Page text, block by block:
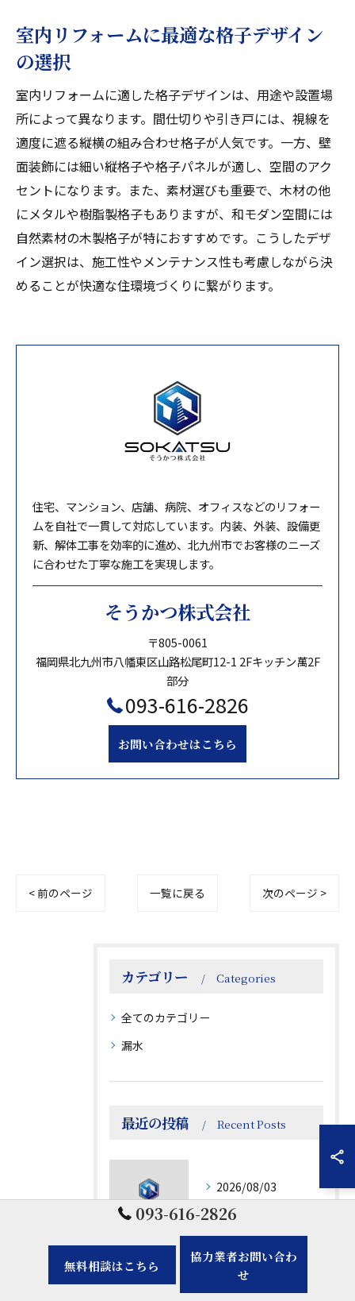
室内リフォームに最適な格子デザイン
の選択
室内リフォームに適した格子デザインは、用途や設置場
所によって異なります。間仕切りや引き戸には、視線を
適度に遮る縦横の組み合わせ格子が人気です。一方、壁
面装飾には細い縦格子や格子パネルが適し、空間のアク
セントになります。また、素材選びも重要で、木材の他
にメタルや樹脂製格子もありますが、和モダン空間には
自然素材の木製格子が特におすすめです。こうしたデザ
イン選択は、施工性やメンテナンス性も考慮しながら決
めることが快適な住環境づくりに繋がります。
住宅、マンション、店舗、病院、オフィスなどのリフォー
ムを自社で一貫して対応しています。内装、外装、設備更
新、解体工事を効率的に進め、北九州市でお客様のニーズ
に合わせた丁寧な施工を実現します。
そうかつ株式会社
〒805-0061
福岡県北九州市八幡東区山路松尾町12-1 2Fキッチン萬2F
部分
093-616-2826
お問い合わせはこちら
< 前のページ 一覧に戻る 次のページ >
カテゴリー Categories
全てのカテゴリー
漏水
最近の投稿 Recent Posts
2026/08/03
リフォームでホームを理想空間に変える費用別プランと業者選びのコツ
2026/07/27
リフォームの原則と福岡県北九州市みやま市で賢く補助金を活用する必須ガイド
093-616-2826
無料相談はこちら
協力業者お問い合わ
せ